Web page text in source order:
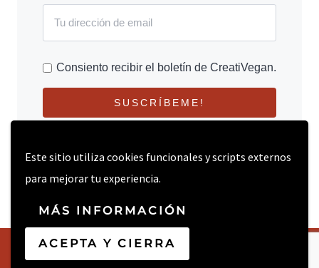
Este sitio utiliza cookies funcionales y scripts externos
para mejorar tu experiencia.
MÁS INFORMACIÓN
ACEPTA Y CIERRA
Consiento recibir el boletín de CreatiVegan.
SUSCRÍBEME!
© 2026 CREATIVEGAN.NET